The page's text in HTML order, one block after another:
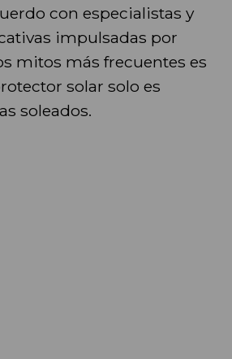
con especialistas y
impulsadas por
mitos más frecuentes es
solar solo es
soleados.